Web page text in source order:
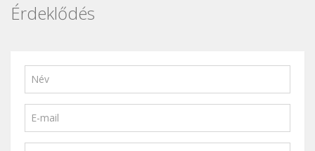
Érdeklődés